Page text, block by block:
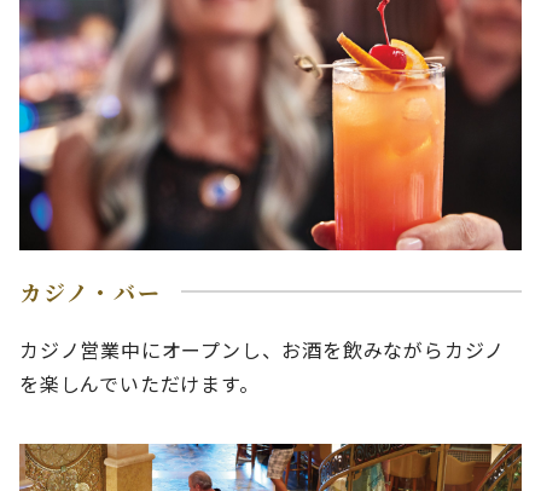
カジノ・バー
カジノ営業中にオープンし、お酒を飲みながらカジノ
を楽しんでいただけます。